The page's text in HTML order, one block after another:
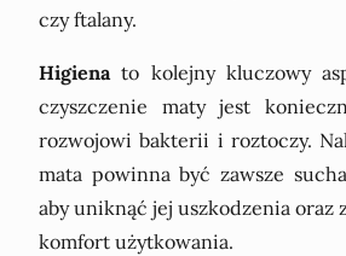
czy ftalany.
Higienato kolejny kluczowy
czyszczenie maty jest
rozwojowi bakterii i roztoczy.
mata powinna być zawsze
aby uniknąć jej uszkodzenia oraz
komfort użytkowania.